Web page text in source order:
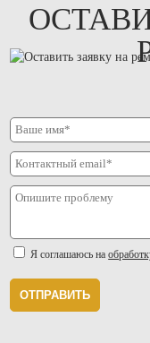
Я соглашаюсь на
ОТПРАВИТЬ